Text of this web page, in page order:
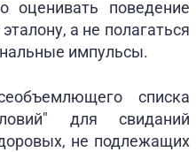
оценивать поведение
а не полагаться
импульсы.
списка
для свиданий
не подлежащих